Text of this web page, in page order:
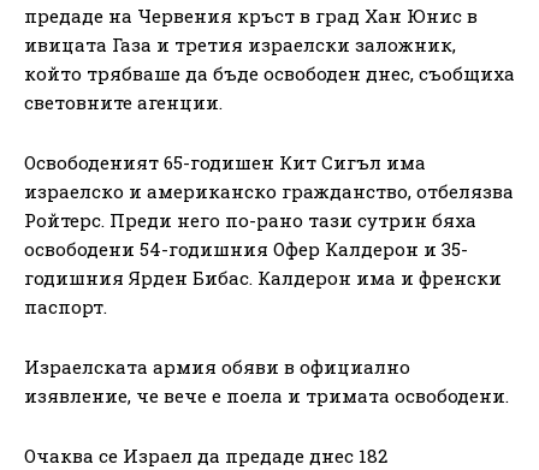
предаде на Червения кръст в град Хан Юнис в
ивицата Газа и третия израелски заложник,
който трябваше да бъде освободен днес, съобщиха
световните агенции.
Освободеният 65-годишен Кит Сигъл има
израелско и американско гражданство, отбелязва
Ройтерс. Преди него по-рано тази сутрин бяха
освободени 54-годишния Офер Калдерон и 35-
годишния Ярден Бибас. Калдерон има и френски
паспорт.
Израелската армия обяви в официално
изявление, че вече е поела и тримата освободени.
Очаква се Израел да предаде днес 182